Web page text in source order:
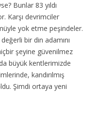
Bunlar 83 yıldı
Karşı devrimciler
yok etme peşindeler.
bir din adamını
şeyine güvenilmez
büyük kentlerimizde
kandırılmış
Şimdi ortaya yeni